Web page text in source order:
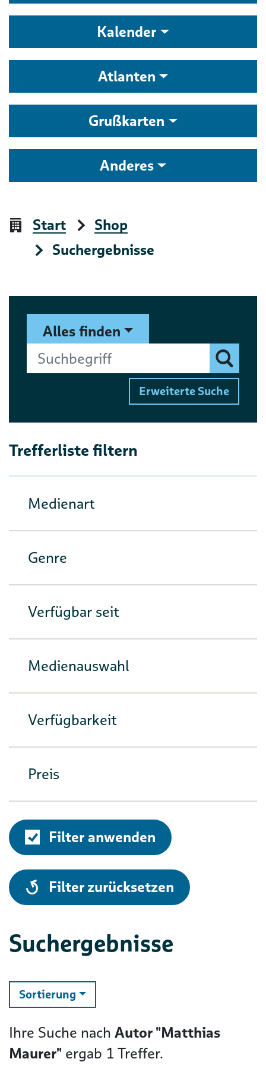
Kalender
Atlanten
Grußkarten
Anderes
Start
Shop
Suchergebnisse
Suchformular
Alles finden
Suchbegriff
Finden
Erweiterte Suche
Trefferliste filtern
Medienart
Genre
Verfügbar seit
Medienauswahl
Verfügbarkeit
Preis
Filter anwenden
alle
Filter zurücksetzen
Suchergebnisse
Sortierung ändern
Ihre Suche nach Autor "Matthias
Maurer" ergab 1 Treffer.